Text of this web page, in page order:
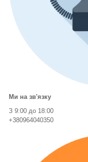
Ми на зв'язку
З 9:00 до 18:00
+380964040350